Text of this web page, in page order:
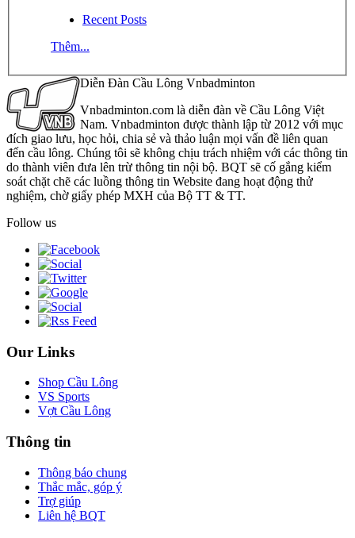
Recent Posts
Thêm...
Diễn Đàn Cầu Lông Vnbadminton
Vnbadminton.com là diễn đàn về Cầu Lông Việt
Nam. Vnbadminton được thành lập từ 2012 với mục
đích giao lưu, học hỏi, chia sẻ và thảo luận mọi vấn đề liên quan
đến cầu lông. Chúng tôi sẽ không chịu trách nhiệm với các thông tin
do thành viên đưa lên trừ thông tin nội bộ. BQT sẽ cố gắng kiểm
soát chặt chẽ các luồng thông tin Website đang hoạt động thử
nghiệm, chờ giấy phép MXH của Bộ TT & TT.
Follow us
Our Links
Shop Cầu Lông
VS Sports
Vợt Cầu Lông
Thông tin
Thông báo chung
Thắc mắc, góp ý
Trợ giúp
Liên hệ BQT